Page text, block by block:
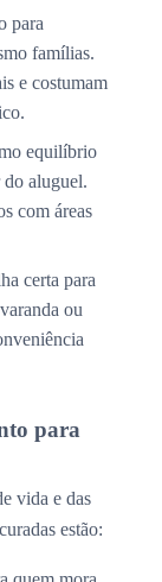
para
famílias.
e costumam
equilíbrio
do aluguel.
com áreas
certa para
ou
para
vida e das
estão: